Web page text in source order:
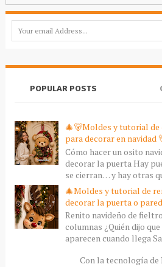
POPULAR POSTS
🎄🐻Moldes y tutorial
para decorar en navidad
Cómo hacer un osito
decorar la puerta Hay
se cierran… y hay otras
🎄Moldes y tutorial de
decorar la puerta o
Renito navideño de
columnas ¿Quién dijo
aparecen cuando llega
Con la tecnología de